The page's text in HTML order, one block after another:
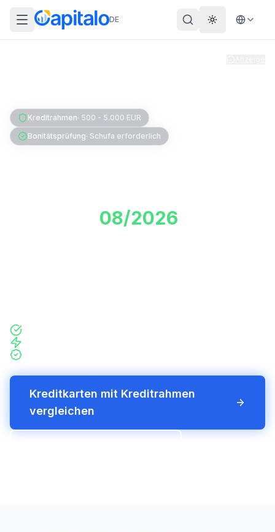
DE Theme
Kreditrahmen· 500 - 5.000 EUR
Bonitätsprüfung· Schufa erforderlich
08/2026
Kreditkarten mit Kreditrahmen
vergleichen